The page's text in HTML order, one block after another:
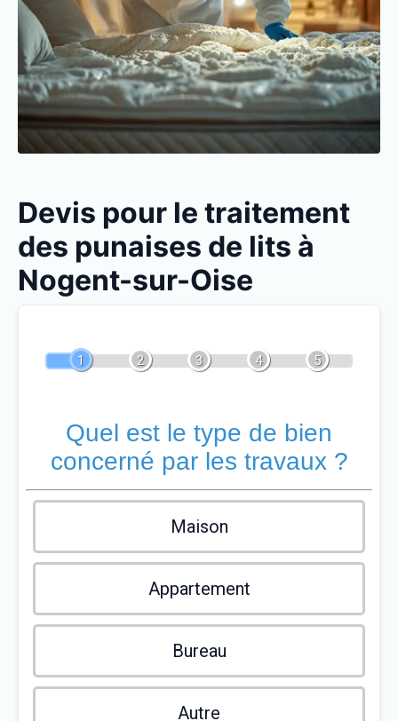
Devis pour le traitement
des punaises de lits à
Nogent-sur-Oise
1 2 3 4 5
Quel est le type de bien
concerné par les travaux ?
Maison
Appartement
Bureau
Autre